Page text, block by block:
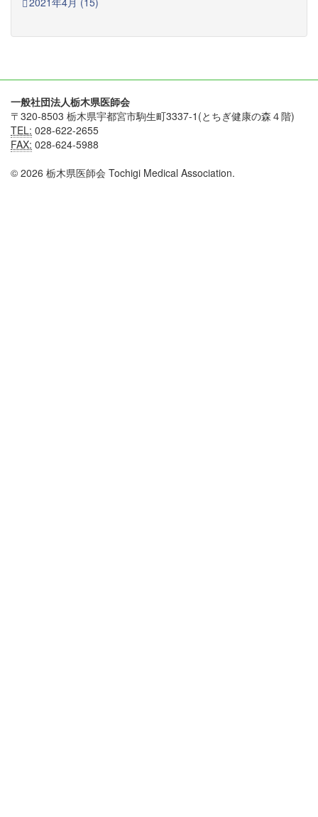
一般社団法人栃木県医師会
〒320-8503 栃木県宇都宮市駒生町3337-1(とちぎ健康の森４階)
TEL: 028-622-2655
FAX: 028-624-5988
© 2026 栃木県医師会 Tochigi Medical Association.